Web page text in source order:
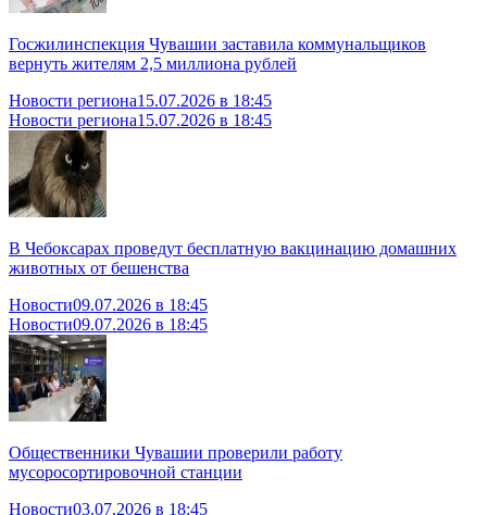
Госжилинспекция Чувашии заставила коммунальщиков
вернуть жителям 2,5 миллиона рублей
Новости региона15.07.2026 в 18:45
Новости региона15.07.2026 в 18:45
В Чебоксарах проведут бесплатную вакцинацию домашних
животных от бешенства
Новости09.07.2026 в 18:45
Новости09.07.2026 в 18:45
Общественники Чувашии проверили работу
мусоросортировочной станции
Новости03.07.2026 в 18:45